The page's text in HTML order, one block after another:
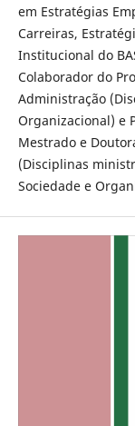
em Estratégias
Carreiras,
Institucional do
Colaborador do
Administração
Organizacional) e
Mestrado e
(Disciplinas
Sociedade e